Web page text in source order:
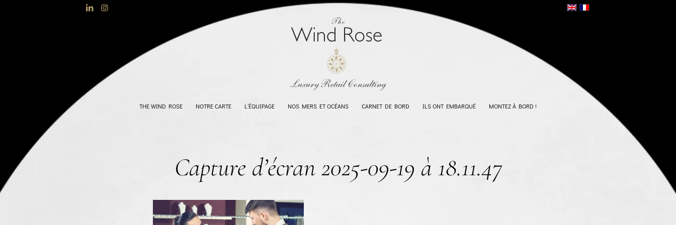
THE WIND ROSE NOTRE CARTE L’ÉQUIPAGE NOS MERS ET OCÉANS CARNET DE BORD ILS ONT EMBARQUÉ MONTEZ À BORD !
Capture d’écran 2025-09-19 à 18.11.47